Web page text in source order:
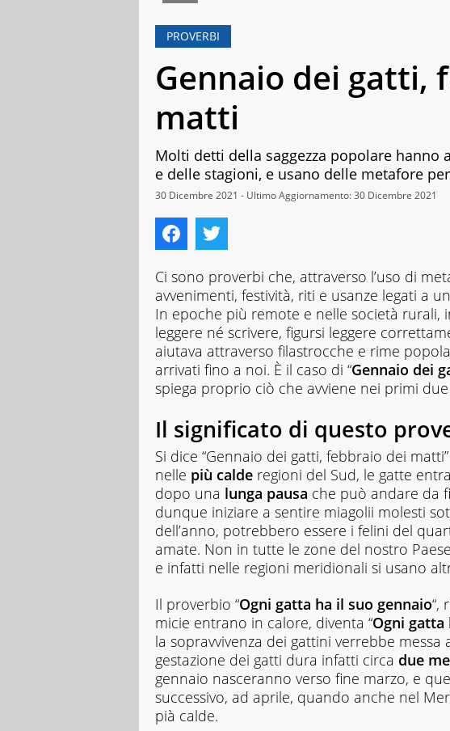
PROVERBI
Gennaio dei gatti,
matti
Molti detti della saggezza popolare hanno
e delle stagioni, e usano delle metafore
30 Dicembre 2021 - Ultimo Aggiornamento: 30 Dicembre 2021
Ci sono proverbi che, attraverso l’uso di
avvenimenti, festività, riti e usanze legati a
In epoche più remote e nelle società rurali,
leggere né scrivere, figursi leggere
aiutava attraverso filastrocche e rime
arrivati fino a noi. È il caso di “Gennaio dei
spiega proprio ciò che avviene nei primi due
Il significato di questo
Si dice “Gennaio dei gatti, febbraio dei
nelle più calde regioni del Sud, le gatte
dopo una lunga pausa che può andare da
dunque iniziare a sentire miagolii molesti
dell’anno, potrebbero essere i felini del
amate. Non in tutte le zone del nostro
e infatti nelle regioni meridionali si usano
Il proverbio “Ogni gatta ha il suo gennaio“,
micie entrano in calore, diventa “Ogni
la sopravvivenza dei gattini verrebbe messa
gestazione dei gatti dura infatti circa due
gennaio nasceranno verso fine marzo, e
successivo, ad aprile, quando anche nel
pià calde.